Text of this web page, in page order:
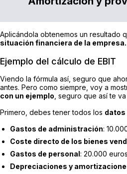
Aplicándola obtenemos un resultado
situación financiera de la empresa.
Ejemplo del cálculo de EBIT
Viendo la fórmula así, seguro que
antes. Pero como siempre, voy a
con un ejemplo , seguro que así te
Primero, debes tener todos los datos
Gastos de administración:
Coste directo de los bienes
Gastos de personal: 20.000
Depreciaciones y